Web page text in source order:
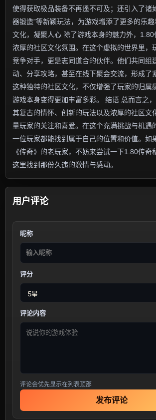
使得获取极品装备不再遥不可及；还引入了诸
器锻造”等新颖玩法，为游戏增添了更多的乐
文化，凝聚人心 除了游戏本身的魅力外，
浓厚的社区文化氛围。在这个虚拟的世界里，
竞争对手，更是志同道合的伙伴。他们共同组
动、分享攻略，甚至在线下聚会交流，形成了
这种独特的社区文化，不仅增强了玩家的归属
游戏本身变得更加丰富多彩。 结语 总而言之
其复古的情怀、创新的玩法以及浓厚的社区文
量玩家的关注和喜爱。在这个充满挑战与机遇
一位玩家都能找到属于自己的位置和价值。如
《传奇》的老玩家，不妨来尝试一下1.80传奇
这里找到那份久违的激情与感动。
用户评论
昵称
评分
评论内容
评论会优先显示在列表顶部
发布评论